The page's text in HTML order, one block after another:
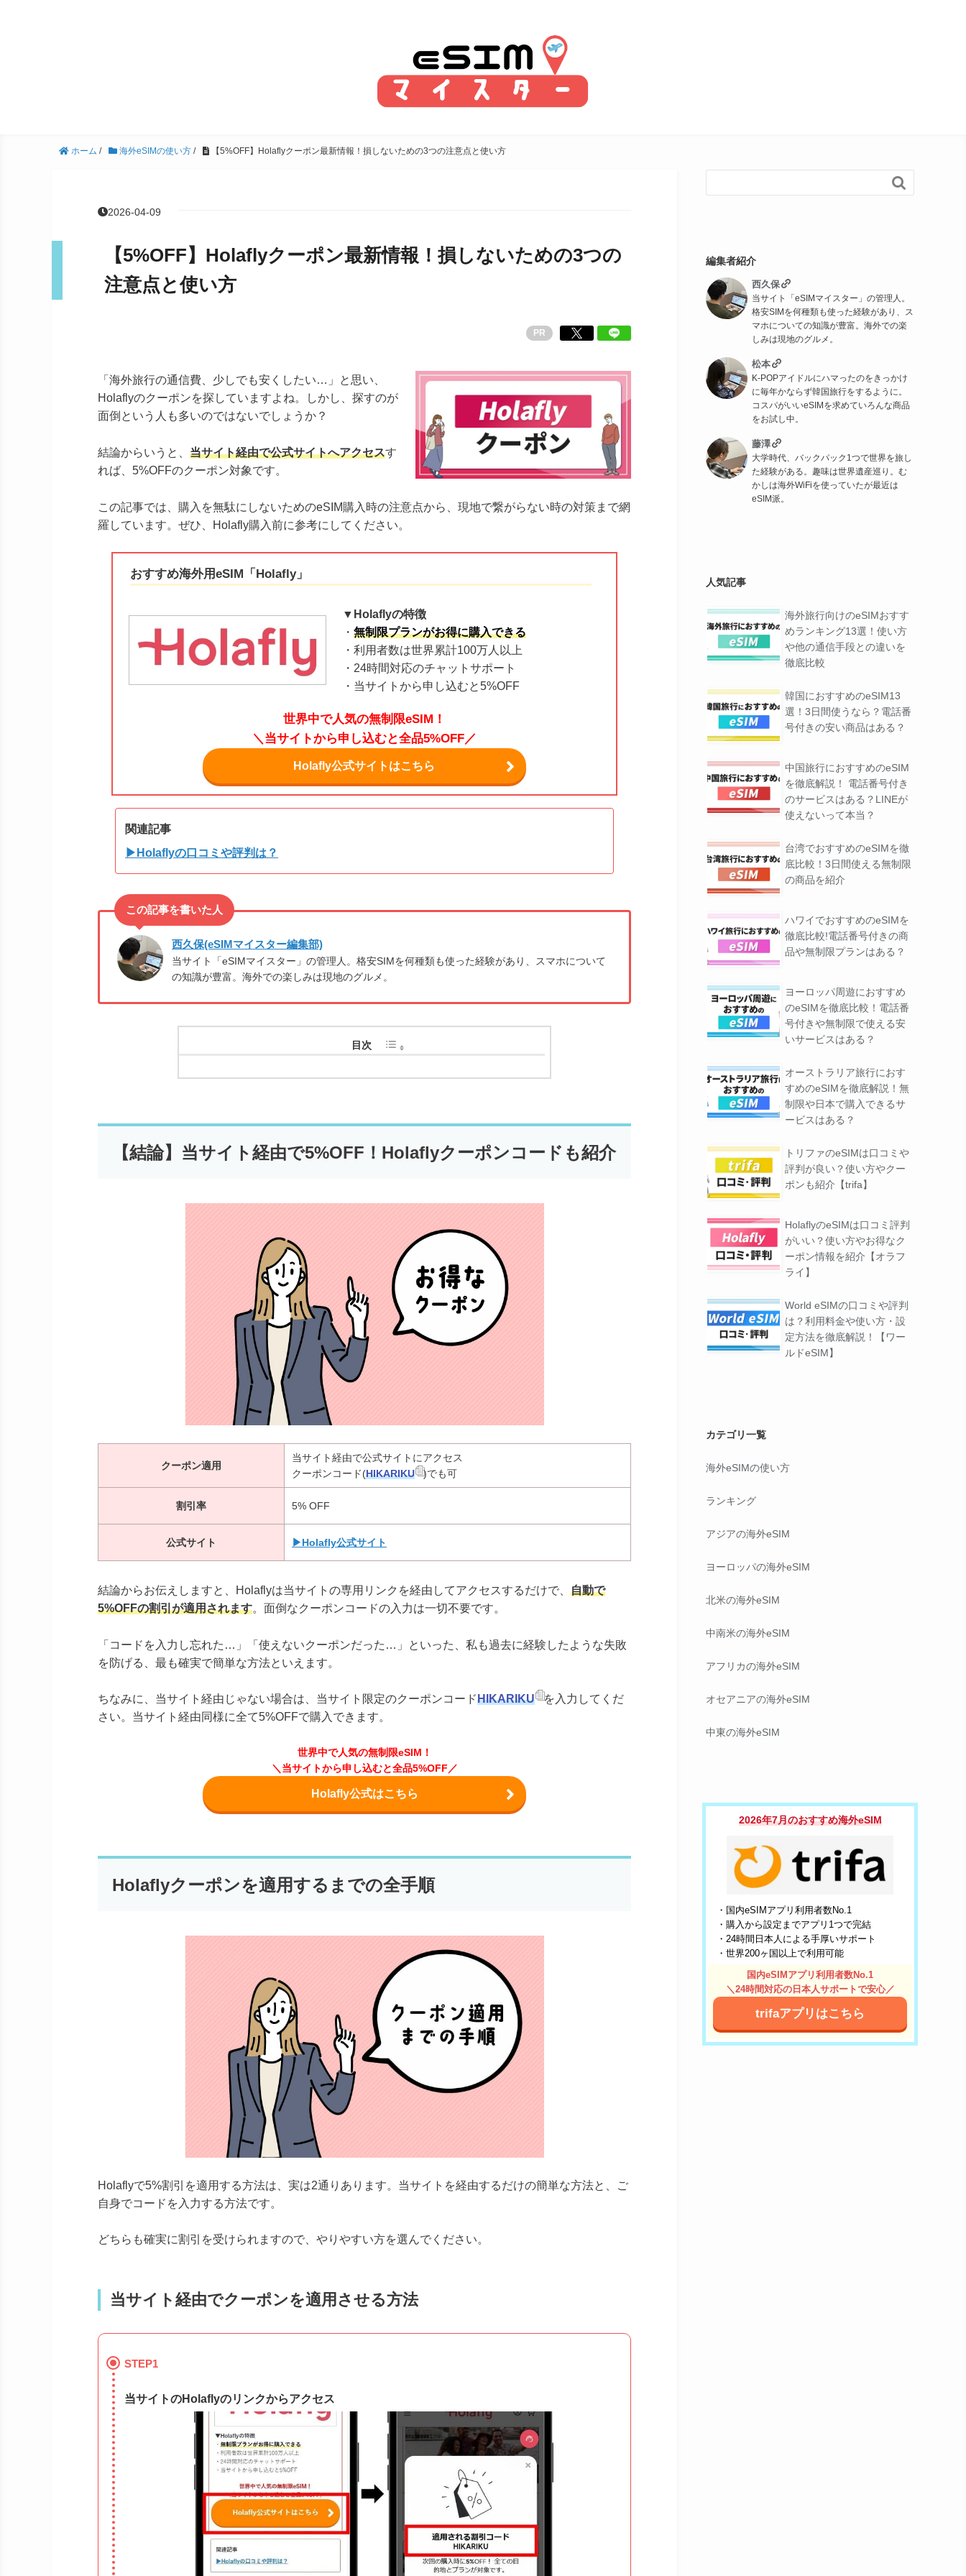
ホーム / 海外eSIMの使い方 / 【5%OFF】Holaflyクーポン最新情報！損しないための3つの注意点と使い方
2026-04-09
【5%OFF】Holaflyクーポン最新情報！損しないための3つの
注意点と使い方
PR
「海外旅行の通信費、少しでも安くしたい…」と思い、
Holaflyのクーポンを探していますよね。しかし、探すのが
面倒という人も多いのではないでしょうか？
結論からいうと、 当サイト経由で公式サイトへアクセスす
れば、5%OFFのクーポン対象です。
この記事では、購入を無駄にしないためのeSIM購入時の注意点から、現地で繋がらない時の対策まで網
羅しています。ぜひ、Holafly購入前に参考にしてください。
おすすめ海外用eSIM「Holafly」
▼Holaflyの特徴
・無制限プランがお得に購入できる
・利用者数は世界累計100万人以上
・24時間対応のチャットサポート
・当サイトから申し込むと5%OFF
世界中で人気の無制限eSIM！
＼当サイトから申し込むと全品5%OFF／
Holafly公式サイトはこちら
関連記事
▶Holaflyの口コミや評判は？
西久保(eSIMマイスター編集部)
当サイト「eSIMマイスター」の管理人。格安SIMを何種類も使った経験があり、スマホについて
の知識が豊富。海外での楽しみは現地のグルメ。
目次
【結論】当サイト経由で5%OFF！Holaflyクーポンコードも紹介
クーポン適用
当サイト経由で公式サイトにアクセス
クーポンコード(HIKARIKU )でも可
割引率 5% OFF
公式サイト ▶Holafly公式サイト
結論からお伝えしますと、Holaflyは当サイトの専用リンクを経由してアクセスするだけで、 自動で
5%OFFの割引が適用されます。面倒なクーポンコードの入力は一切不要です。
「コードを入力し忘れた…」「使えないクーポンだった…」といった、私も過去に経験したような失敗
を防げる、最も確実で簡単な方法といえます。
ちなみに、当サイト経由じゃない場合は、当サイト限定のクーポンコードHIKARIKU
を入力してくだ
さい。当サイト経由同様に全て5%OFFで購入できます。
世界中で人気の無制限eSIM！
＼当サイトから申し込むと全品5%OFF／
Holafly公式はこちら
Holaflyクーポンを適用するまでの全手順
Holaflyで5%割引を適用する方法は、実は2通りあります。当サイトを経由するだけの簡単な方法と、ご
自身でコードを入力する方法です。
どちらも確実に割引を受けられますので、やりやすい方を選んでください。
当サイト経由でクーポンを適用させる方法
STEP1
当サイトのHolaflyのリンクからアクセス

編集者紹介
西久保
当サイト「eSIMマイスター」の管理人。
格安SIMを何種類も使った経験があり、ス
マホについての知識が豊富。海外での楽
しみは現地のグルメ。
松本
K-POPアイドルにハマったのをきっかけ
に毎年かならず韓国旅行をするように。
コスパがいいeSIMを求めていろんな商品
をお試し中。
藤澤
大学時代、バックパック1つで世界を旅し
た経験がある。趣味は世界遺産巡り。む
かしは海外WiFiを使っていたが最近は
eSIM派。
人気記事
海外旅行向けのeSIMおすす
めランキング13選！使い方
や他の通信手段との違いを
徹底比較
韓国におすすめのeSIM13
選！3日間使うなら？電話番
号付きの安い商品はある？
中国旅行におすすめのeSIM
を徹底解説！ 電話番号付き
のサービスはある？LINEが
使えないって本当？
台湾でおすすめのeSIMを徹
底比較！3日間使える無制限
の商品を紹介
ハワイでおすすめのeSIMを
徹底比較!電話番号付きの商
品や無制限プランはある？
ヨーロッパ周遊におすすめ
のeSIMを徹底比較！電話番
号付きや無制限で使える安
いサービスはある？
オーストラリア旅行におす
すめのeSIMを徹底解説！無
制限や日本で購入できるサ
ービスはある？
トリファのeSIMは口コミや
評判が良い？使い方やクー
ポンも紹介【trifa】
HolaflyのeSIMは口コミ評判
がいい？使い方やお得なク
ーポン情報を紹介【オラフ
ライ】
World eSIMの口コミや評判
は？利用料金や使い方・設
定方法を徹底解説！【ワー
ルドeSIM】
カテゴリ一覧
海外eSIMの使い方
ランキング
アジアの海外eSIM
ヨーロッパの海外eSIM
北米の海外eSIM
中南米の海外eSIM
アフリカの海外eSIM
オセアニアの海外eSIM
中東の海外eSIM
2026年7月のおすすめ海外eSIM
・国内eSIMアプリ利用者数No.1
・購入から設定までアプリ1つで完結
・24時間日本人による手厚いサポート
・世界200ヶ国以上で利用可能
国内eSIMアプリ利用者数No.1
＼24時間対応の日本人サポートで安心／
trifaアプリはこちら